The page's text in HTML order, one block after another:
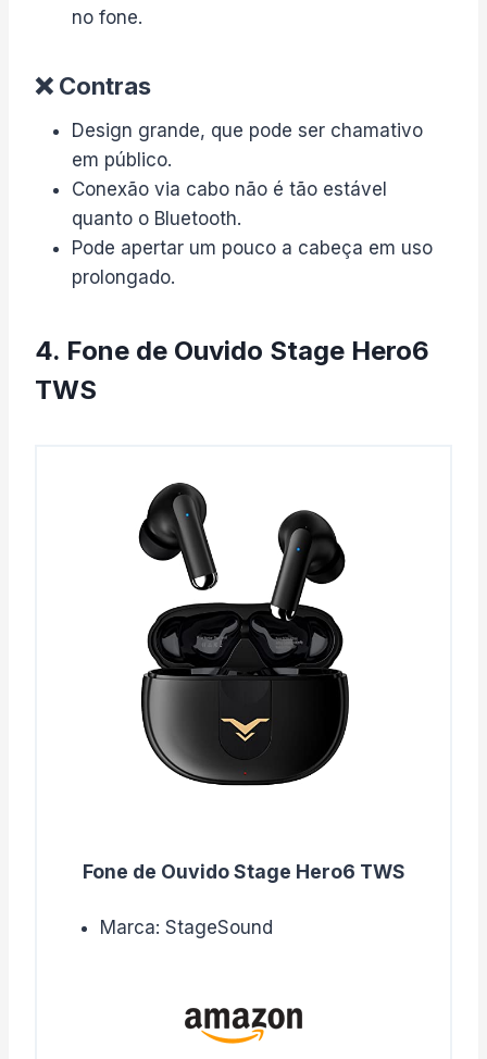
no fone.
❌ Contras
Design grande, que pode ser chamativo
em público.
Conexão via cabo não é tão estável
quanto o Bluetooth.
Pode apertar um pouco a cabeça em uso
prolongado.
4. Fone de Ouvido Stage Hero6
TWS
Fone de Ouvido Stage Hero6 TWS
Marca: StageSound